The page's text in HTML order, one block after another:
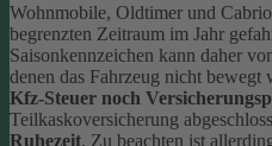
Wohnmobile, Oldtimer und
begrenzten Zeitraum im Jahr
Saisonkennzeichen kann daher
denen das Fahrzeug nicht bewegt
Kfz-Steuer noch
Teilkaskoversicherung
Ruhezeit. Zu beachten ist